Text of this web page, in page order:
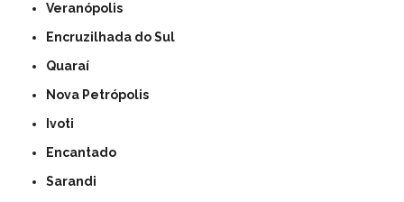
Veranópolis
Encruzilhada do Sul
Quaraí
Nova Petrópolis
Ivoti
Encantado
Sarandi